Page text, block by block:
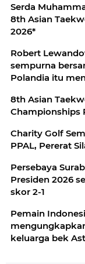
Serda
8th Asian
2026*
Robert
sempurna
Polandia itu
8th Asian
Championships
Charity Golf
PPAL, Pererat
Persebaya
Presiden 2026
skor 2-1
Pemain
keluarga bek